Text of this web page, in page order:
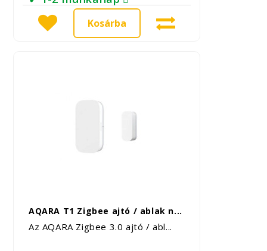
Kosárba
AQARA T1 Zigbee ajtó / ablak n...
Az AQARA Zigbee 3.0 ajtó / abl...